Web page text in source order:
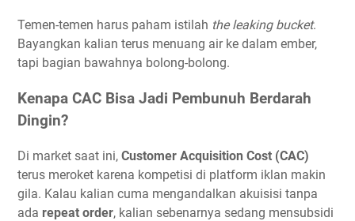
Temen-temen harus paham istilah the leaking bucket.
Bayangkan kalian terus menuang air ke dalam ember,
tapi bagian bawahnya bolong-bolong.
Kenapa CAC Bisa Jadi Pembunuh Berdarah
Dingin?
Di market saat ini, Customer Acquisition Cost (CAC)
terus meroket karena kompetisi di platform iklan makin
gila. Kalau kalian cuma mengandalkan akuisisi tanpa
ada repeat order, kalian sebenarnya sedang mensubsidi